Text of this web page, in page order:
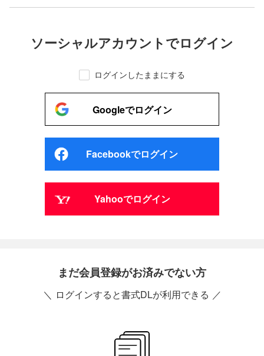
ソーシャルアカウントでログイン
ログインしたままにする
Googleでログイン
Facebookでログイン
Yahooでログイン
まだ会員登録がお済みでない方
＼ ログインすると書式DLが利用できる ／